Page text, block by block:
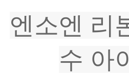
엔소엔 리
수 아